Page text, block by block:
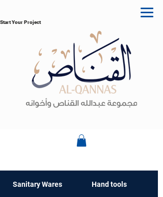
Start Your Project
Sanitary Wares Hand tools